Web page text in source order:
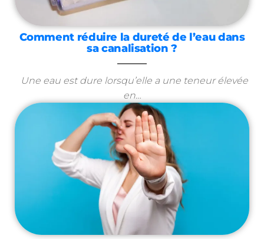
Comment réduire la dureté de l’eau dans
sa canalisation ?
Une eau est dure lorsqu’elle a une teneur élevée
en…